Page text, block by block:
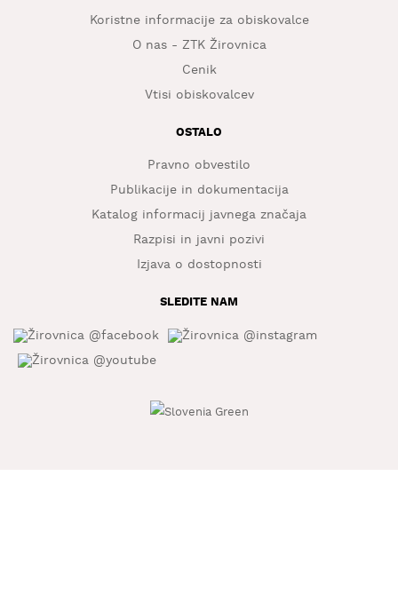
Koristne informacije za obiskovalce
O nas - ZTK Žirovnica
Cenik
Vtisi obiskovalcev
OSTALO
Pravno obvestilo
Publikacije in dokumentacija
Katalog informacij javnega značaja
Razpisi in javni pozivi
Izjava o dostopnosti
SLEDITE NAM